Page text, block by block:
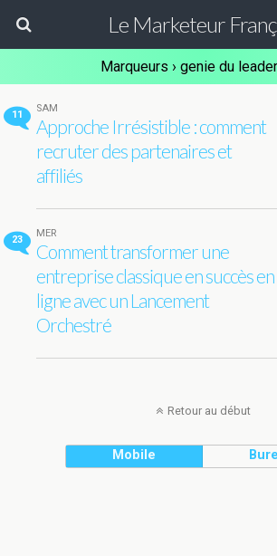
Le Marketeur
Marqueurs › genie du
11
SAM
Approche Irrésistible : comment
recruter des partenaires et
affiliés
23
MER
Comment transformer une
entreprise classique en succès en
ligne avec un Lancement
Orchestré
Retour au début
Mobile